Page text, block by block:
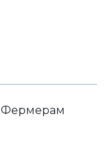
Фермерам